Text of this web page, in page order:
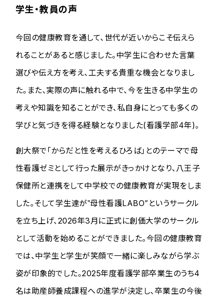
学生・教員の声
今回の健康教育を通して、世代が近いからこそ伝えら
れることがあると感じました。中学生に合わせた言葉
選びや伝え方を考え、工夫する貴重な機会となりまし
た。また、実際の声に触れる中で、今を生きる中学生の
考えや知識を知ることができ、私自身にとっても多くの
学びと気づきを得る経験となりました(看護学部4年)。
創大祭で「からだと性を考えるひろば」とのテーマで母
性看護ゼミとして行った展示がきっかけとなり、八王子
保健所と連携をして中学校での健康教育が実現をしま
した。そして学生達が‟母性看護LABO”というサークル
を立ち上げ、2026年3月に正式に創価大学のサークル
として活動を始めることができました。今回の健康教育
では、中学生と学生が笑顔で一緒に楽しみながら学ぶ
姿が印象的でした。2025年度看護学部卒業生のうち4
名は助産師養成課程への進学が決定し、卒業生の今後